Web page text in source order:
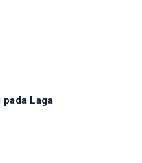
Laga